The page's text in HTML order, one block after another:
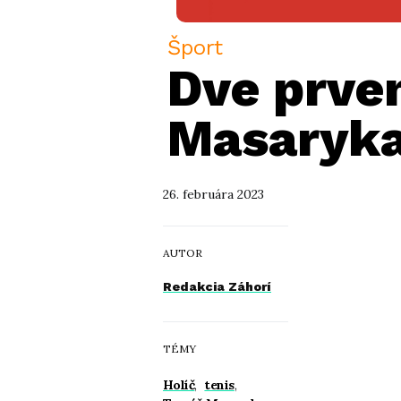
Šport
Dve
26. februára 2023
AUTOR
Redakcia Záhorí
TÉMY
Holíč, tenis,